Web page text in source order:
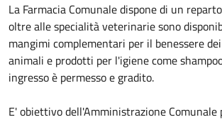
La Farmacia Comunale dispone di un
oltre alle specialità veterinarie sono
mangimi complementari per il benessere
animali e prodotti per l'igiene come
ingresso è permesso e gradito.
E' obiettivo dell'Amministrazione Comunale